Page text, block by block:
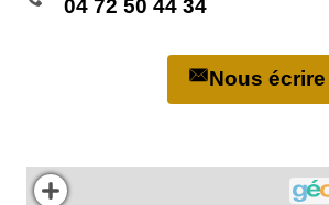
04 72 50 44 34
Nous écrire